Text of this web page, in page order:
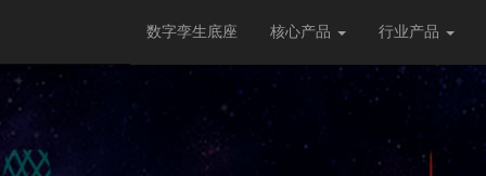
数字孪生底座 核心产品 行业产品